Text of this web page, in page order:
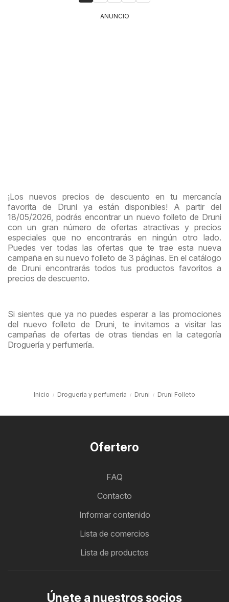
ANUNCIO
¡Los nuevos precios de descuento en tu mercancía
favorita de Druni ya están disponibles! A partir del
18/05/2026, podrás encontrar un nuevo folleto de Druni
con un gran número de ofertas atractivas y precios
especiales que no encontrarás en ningún otro lado.
Puedes ver todas las ofertas que te trae esta nueva
campaña en su nuevo folleto de 3 páginas. En el catálogo
de Druni encontrarás todos tus productos favoritos a
precios de descuento.
Si sientes que ya no puedes esperar a las promociones
del nuevo folleto de Druni, te invitamos a visitar las
campañas de ofertas de otras tiendas en la categoría
Droguería y perfumería.
Inicio Droguería y perfumería Druni Druni Folleto
Ofertero
FAQ
Contacto
Informar contenido
Lista de comercios
Lista de productos
Únete a nuestros socios